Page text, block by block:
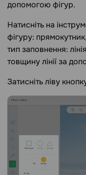
допомогою фігур.
Натисніть на
фігуру:
тип заповнення:
товщину лінії за
Затисніть ліву